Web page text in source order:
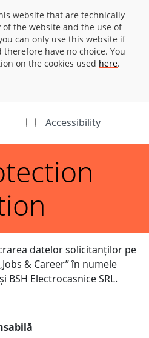
website that are technically
the website and the use of
can only use this website if
have no choice. You
on the cookies used here.
Accessibility
datelor solicitanților pe
& Career” în numele
BSH Electrocasnice SRL.